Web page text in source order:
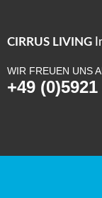
CIRRUS LIVING
WIR FREUEN UNS
+49